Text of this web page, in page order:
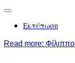
Εκτύπωση
Read more: